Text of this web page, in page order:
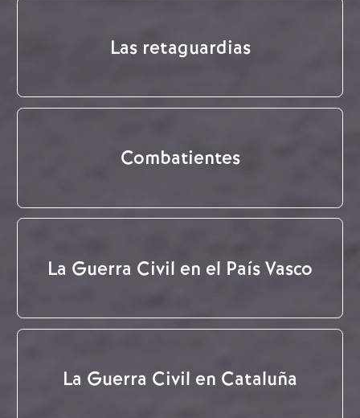
Las retaguardias
Combatientes
La Guerra Civil en el País Vasco
La Guerra Civil en Cataluña